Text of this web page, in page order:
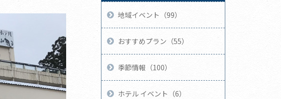
地域イベント（99）
おすすめプラン（55）
季節情報（100）
ホテル イベント（6）